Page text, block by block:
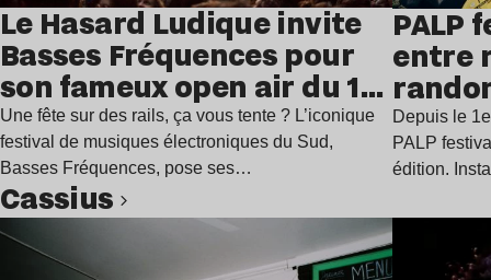
Le Hasard Ludique invite
Basses Fréquences pour
son fameux open air du 14
juillet
Une fête sur des rails, ça vous tente ? L’iconique
festival de musiques électroniques du Sud,
Basses Fréquences, pose ses…
PALP
entre
Depuis le
PALP
édition.
Cassius
Lire l’article